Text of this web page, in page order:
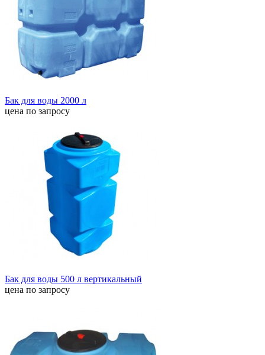
Бак для воды 2000 л
цена по запросу
Бак для воды 500 л вертикальный
цена по запросу